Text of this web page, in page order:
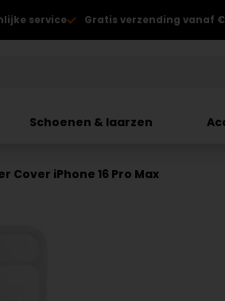
service Gratis verzending vanaf
Schoenen & laarzen
Cover iPhone 16 Pro Max